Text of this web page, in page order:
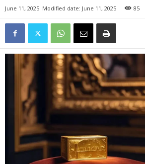
June 11, 2025 Modified date: June 11, 2025 85